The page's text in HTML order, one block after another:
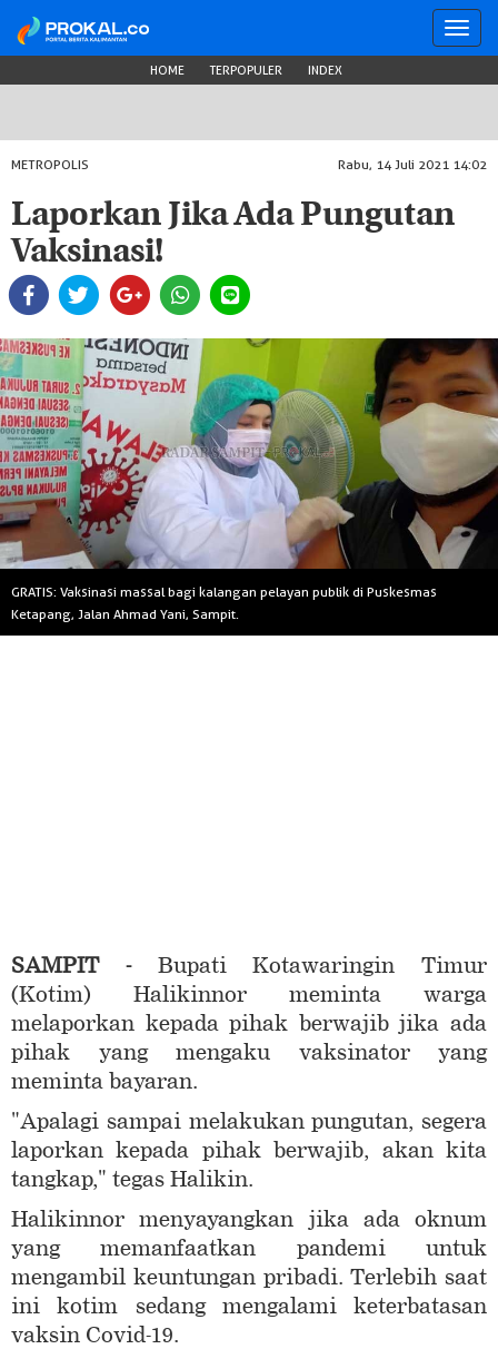
HOME TERPOPULER INDEX
METROPOLIS Rabu, 14 Juli 2021 14:02
Laporkan Jika Ada Pungutan
Vaksinasi!
GRATIS: Vaksinasi massal bagi kalangan pelayan publik di Puskesmas
Ketapang, Jalan Ahmad Yani, Sampit.
SAMPIT -Bupati Kotawaringin Timur
(Kotim) Halikinnor meminta warga
melaporkan kepada pihak berwajib jika ada
pihak yang mengaku vaksinator yang
meminta bayaran.
"Apalagi sampai melakukan pungutan, segera
laporkan kepada pihak berwajib, akan kita
tangkap," tegas Halikin.
Halikinnor menyayangkan jika ada oknum
yang memanfaatkan pandemi untuk
mengambil keuntungan pribadi. Terlebih saat
ini kotim sedang mengalami keterbatasan
vaksin Covid-19.